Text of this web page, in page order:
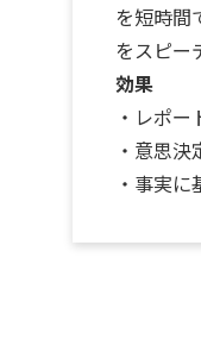
を短時間
をスピー
効果
・レポ
・意思
・事実